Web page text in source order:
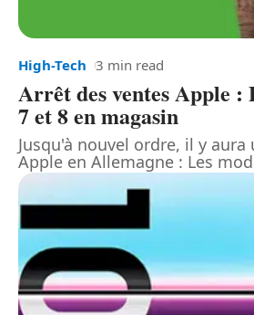
High-Tech 3 min read
Arrêt des ventes Apple :
7 et 8 en magasin
Jusqu'à nouvel ordre, il y
Apple en Allemagne : Les